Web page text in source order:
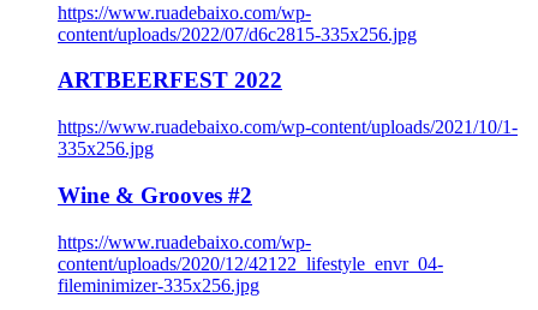
https://www.ruadebaixo.com/wp-
content/uploads/2022/07/d6c2815-335x256.jpg
ARTBEERFEST 2022
https://www.ruadebaixo.com/wp-content/uploads/2021/10/1-
335x256.jpg
Wine & Grooves #2
https://www.ruadebaixo.com/wp-
content/uploads/2020/12/42122_lifestyle_envr_04-
fileminimizer-335x256.jpg